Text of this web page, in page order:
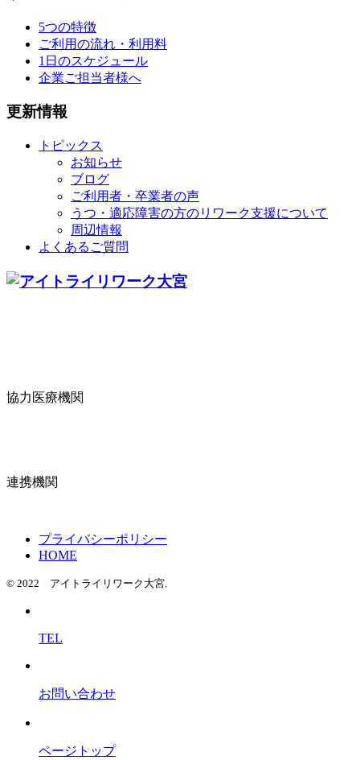
5つの特徴
ご利用の流れ・利用料
1日のスケジュール
企業ご担当者様へ
更新情報
トピックス
お知らせ
ブログ
ご利用者・卒業者の声
うつ・適応障害の方のリワーク支援について
周辺情報
よくあるご質問
協力医療機関
連携機関
プライバシーポリシー
HOME
© 2022 アイトライリワーク大宮.
TEL
お問い合わせ
ページトップ